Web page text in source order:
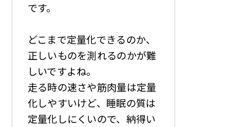
です。
どこまで定量化できるのか、
正しいものを測れるのかが難
しいですよね。
走る時の速さや筋肉量は定量
化しやすいけど、睡眠の質は
定量化しにくいので、納得い